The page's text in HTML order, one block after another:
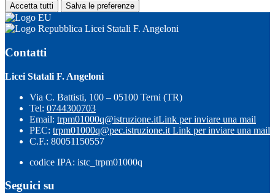
Accetta tutti Salva le preferenze
Licei Statali F. Angeloni
Contatti
Licei Statali F. Angeloni
Via C. Battisti, 100 – 05100 Terni (TR)
Tel: 0744300703
Email: trpm01000q@istruzione.itLink per inviare una mail
PEC: trpm01000q@pec.istruzione.it Link per inviare una mail
C.F.: 80051150557
codice IPA: istc_trpm01000q
Seguici su